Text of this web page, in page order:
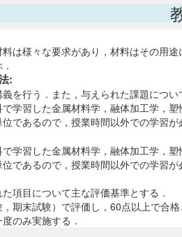
は様々な要求があり，材料はその用
:
を行う．また，与えられた課題につ
学習した金属材料学，融体加工学，
であるので，授業時間以外での学習
学習した金属材料学，融体加工学，
であるので，授業時間以外での学習
項目について主な評価基準とする．
期末試験）で評価し，60点以上で合
のみ実施する．